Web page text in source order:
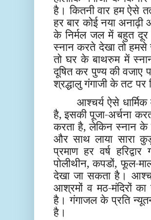
है। कितनी वार हम ऐसे
हर बार कोई नया
के निर्मल जल में बहुत
स्नान करते देखा तो हमसे
तो घर के बाथरुम में
दूषित कर पुण्य की वजाए
श्रद्धालु गंगाजी के तट पर
आश्चर्य ऐसे
है, इसकी पूजा-अर्चना
करता है, लेकिन स्नान के
और साथ लाया सारा
प्रमाण हर वर्ष
पोलीथीन, कपडों, फूल-
देखा जा सकता है।
आश्रमों व मठ-मंदिरों का
है। गंगाजल के प्रति
है।